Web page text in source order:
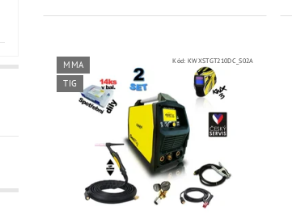
MMA
TIG
Kód:KWXSTGT210DC_S02A